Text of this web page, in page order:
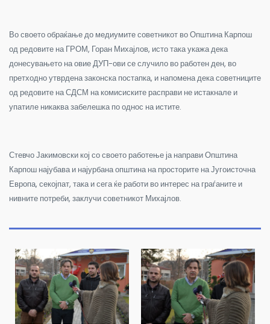
Во своето обраќање до медиумите советникот во Општина Карпош
од редовите на ГРОМ, Горан Михајлов, исто така укажа дека
донесувањето на овие ДУП-ови се случило во работен ден, во
претходно утврдена законска постапка, и напомена дека советниците
од редовите на СДСМ на комисиските расправи не истакнале и
упатиле никаква забелешка по однос на истите.
Стевчо Јакимовски кој со своето работење ја направи Општина
Карпош најубава и најурбана општина на просторите на Југоисточна
Европа, секојпат, така и сега ќе работи во интерес на граѓаните и
нивните потреби, заклучи советникот Михајлов.